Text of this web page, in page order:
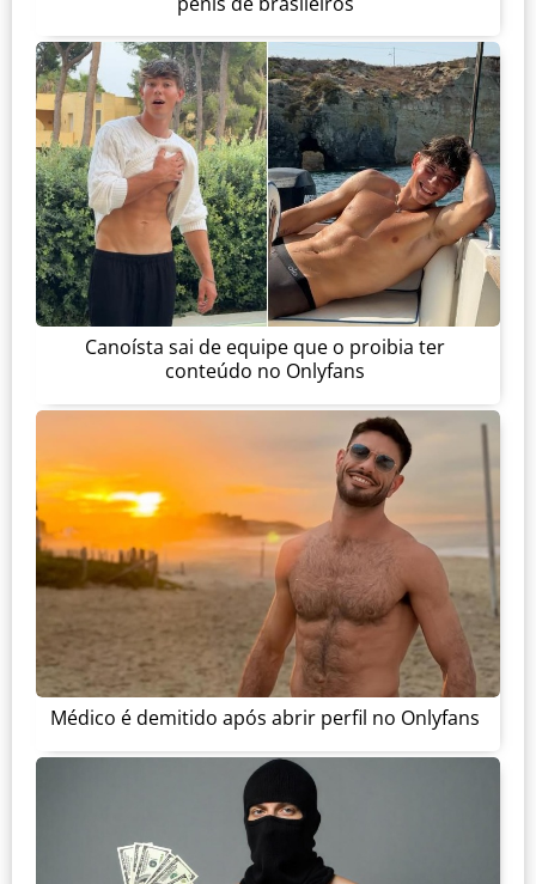
Canoísta sai de equipe que o proibia ter
conteúdo no Onlyfans
Médico é demitido após abrir perfil no Onlyfans